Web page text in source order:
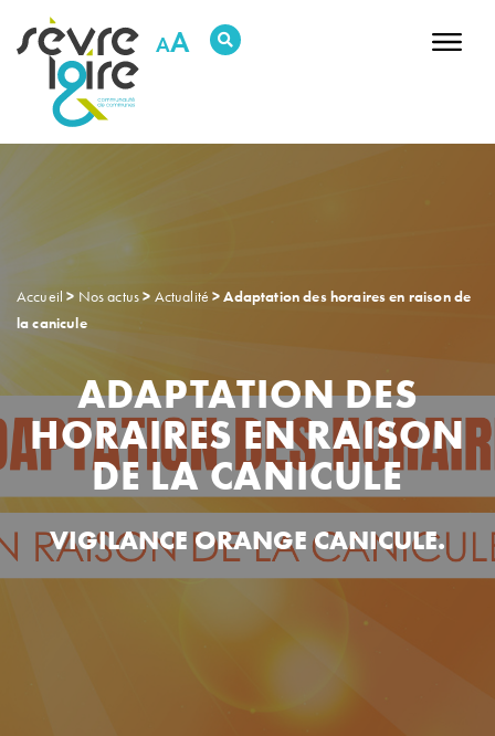
RECHERCHER UNE INFORMATION
A
DÉCOUVRIR NOTRE TERRITOIRE
DÉCIDER & AGIR
HABITER & SE DÉPLACER
PRÉSERVER L’ENVIRONNEMENT
ENTREPRENDRE & INVESTIR
RDV Justice Replay des conseils Newsletters
Contactez-nous
Intranet
Accueil > Nos actus> Actualité >Adaptation des horaires en raison de
la canicule
ADAPTATION DES
HORAIRES EN RAISON
DE LA CANICULE
VIGILANCE ORANGE CANICULE.